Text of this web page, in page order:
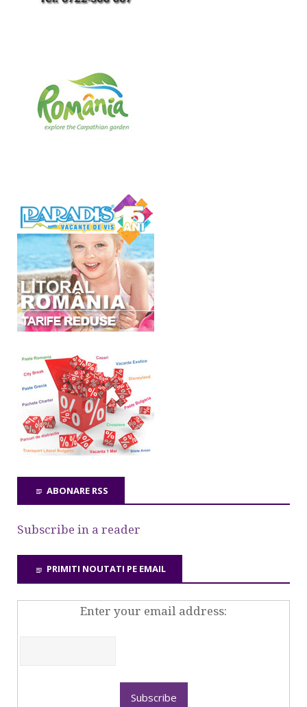
ABONARE RSS
Subscribe in a reader
PRIMITI NOUTATI PE EMAIL
Enter your email address: